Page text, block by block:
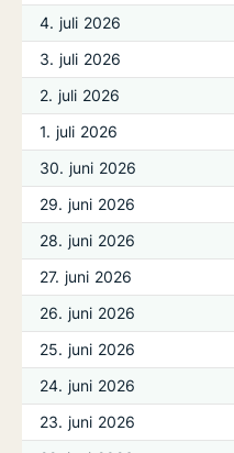
4. juli 2026
3. juli 2026
2. juli 2026
1. juli 2026
30. juni 2026
29. juni 2026
28. juni 2026
27. juni 2026
26. juni 2026
25. juni 2026
24. juni 2026
23. juni 2026